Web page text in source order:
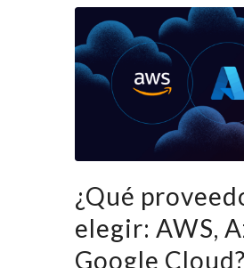
¿Qué
elegir: AWS,
Google Cloud?